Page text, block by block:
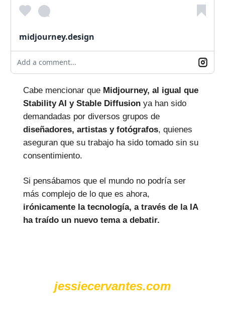
midjourney.design
Add a comment...
Cabe mencionar que Midjourney, al igual que
Stability AI y Stable Diffusion ya han sido
demandadas por diversos grupos de
diseñadores, artistas y fotógrafos, quienes
aseguran que su trabajo ha sido tomado sin su
consentimiento.
Si pensábamos que el mundo no podría ser
más complejo de lo que es ahora,
irónicamente la tecnología, a través de la IA
ha traído un nuevo tema a debatir.
jessiecervantes.com